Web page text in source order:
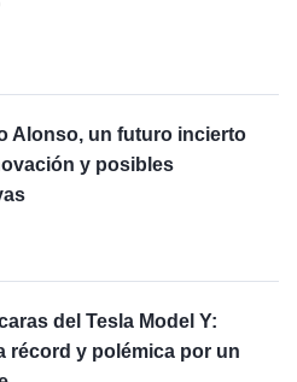
Alonso, un futuro incierto
y posibles
del Tesla Model Y:
récord y polémica por un